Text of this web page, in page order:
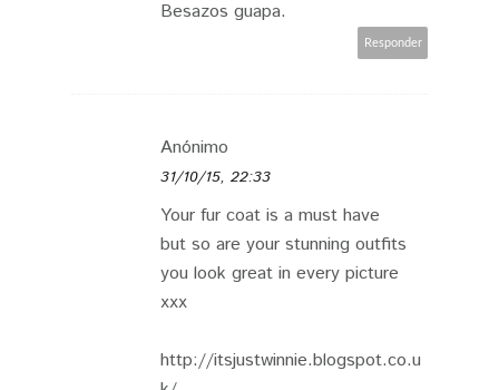
Besazos guapa.
Responder
Anónimo
31/10/15, 22:33
Your fur coat is a must have
but so are your stunning outfits
you look great in every picture
xxx
http://itsjustwinnie.blogspot.co.u